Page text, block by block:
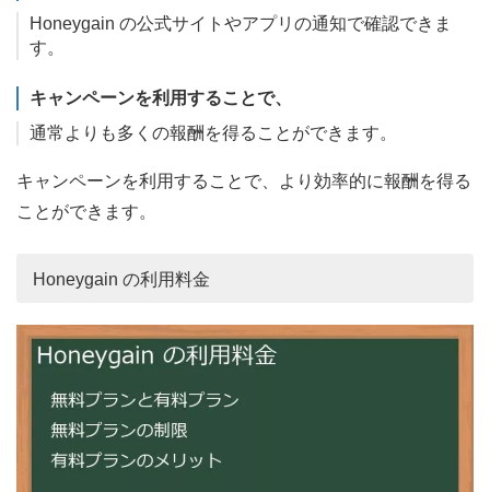
Honeygain の公式サイトやアプリの通知で確認できま
す。
キャンペーンを利用することで、
通常よりも多くの報酬を得ることができます。
キャンペーンを利用することで、より効率的に報酬を得る
ことができます。
Honeygain の利用料金